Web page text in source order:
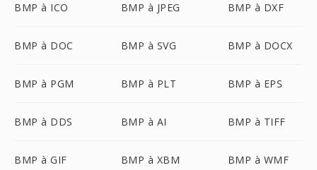
BMP à ICO BMP à JPEG BMP à DXF
BMP à DOC BMP à SVG BMP à DOCX
BMP à PGM BMP à PLT BMP à EPS
BMP à DDS BMP à AI BMP à TIFF
BMP à GIF BMP à XBM BMP à WMF